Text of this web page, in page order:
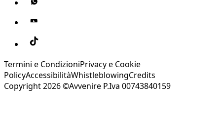
Termini e CondizioniPrivacy e Cookie
PolicyAccessibilitàWhistleblowingCredits
Copyright 2026 ©Avvenire P.Iva 00743840159